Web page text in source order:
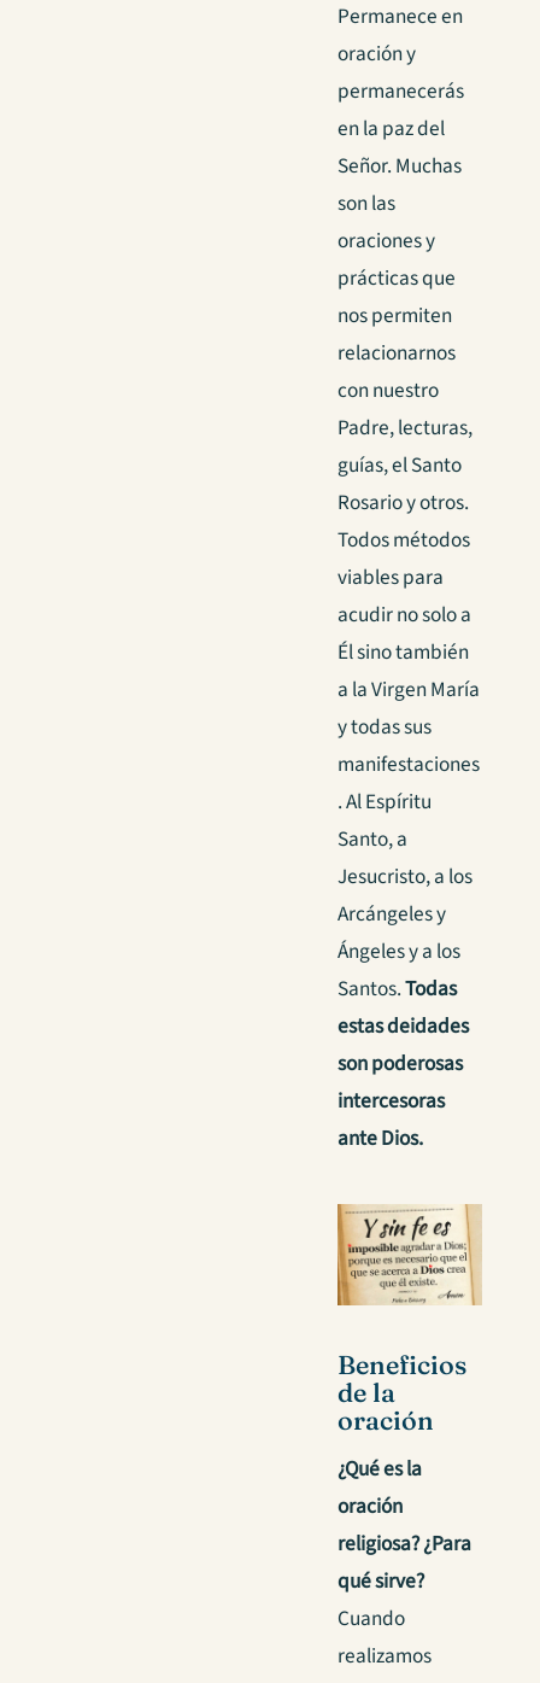
Permanece en
oración y
permanecerás
en la paz del
Señor. Muchas
son las
oraciones y
prácticas que
nos permiten
relacionarnos
con nuestro
Padre, lecturas,
guías, el Santo
Rosario y otros.
Todos métodos
viables para
acudir no solo a
Él sino también
a la Virgen María
y todas sus
manifestaciones
. Al Espíritu
Santo, a
Jesucristo, a los
Arcángeles y
Ángeles y a los
Santos.Todas
estas deidades
son poderosas
intercesoras
ante Dios.
Beneficios
de la
oración
¿Qué es la
oración
religiosa? ¿Para
qué sirve?
Cuando
realizamos